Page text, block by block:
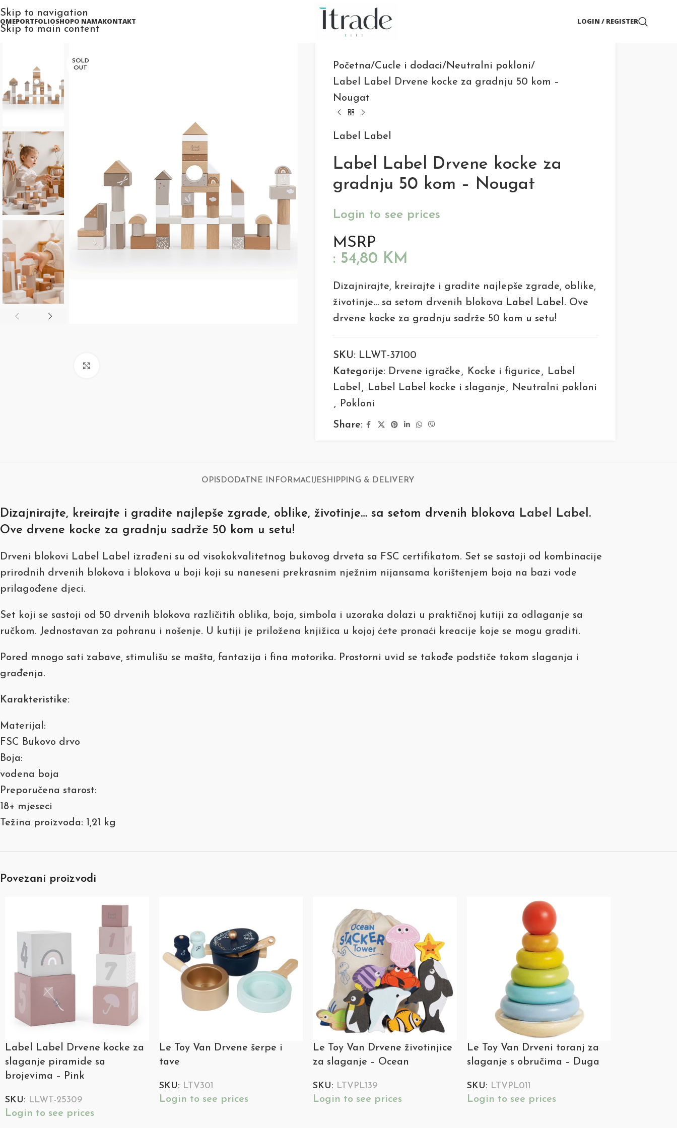
Skip to navigation
Skip to main content
PORTFOLIOSHOPO NAMAKONTAKT LOGIN / REGISTER
SOLD
OUT
Početna Cucle i dodaci Neutralni pokloni
Label Label Drvene kocke za gradnju 50 kom –
Nougat
Label Label
Label Label Drvene kocke za
gradnju 50 kom – Nougat
Login to see prices
MSRP
: 54,80 KM
Dizajnirajte, kreirajte i gradite najlepše zgrade, oblike,
životinje… sa setom drvenih blokova Label Label. Ove
drvene kocke za gradnju sadrže 50 kom u setu!
SKU: LLWT-37100
Kategorije: Drvene igračke , Kocke i figurice , Label
Label , Label Label kocke i slaganje , Neutralni pokloni
, Pokloni
Share:
OPIS DODATNE INFORMACIJESHIPPING & DELIVERY
Dizajnirajte, kreirajte i gradite najlepše zgrade, oblike, životinje… sa setom drvenih blokova Label Label.
Ove drvene kocke za gradnju sadrže 50 kom u setu!
Drveni blokovi Label Label izrađeni su od visokokvalitetnog bukovog drveta sa FSC certifikatom. Set se sastoji od kombinacije
prirodnih drvenih blokova i blokova u boji koji su naneseni prekrasnim nježnim nijansama korištenjem boja na bazi vode
prilagođene djeci.
Set koji se sastoji od 50 drvenih blokova različitih oblika, boja, simbola i uzoraka dolazi u praktičnoj kutiji za odlaganje sa
ručkom. Jednostavan za pohranu i nošenje. U kutiji je priložena knjižica u kojoj ćete pronaći kreacije koje se mogu graditi.
Pored mnogo sati zabave, stimulišu se mašta, fantazija i fina motorika. Prostorni uvid se takođe podstiče tokom slaganja i
građenja.
Karakteristike:
Materijal:
FSC Bukovo drvo
Boja:
vodena boja
Preporučena starost:
18+ mjeseci
Težina proizvoda: 1,21 kg
Povezani proizvodi
Label Label Drvene kocke za
slaganje piramide sa
brojevima – Pink
SKU: LLWT-25309
Login to see prices
Le Toy Van Drvene šerpe i
tave
SKU: LTV301
Login to see prices
Le Toy Van Drvene životinjice
za slaganje – Ocean
SKU: LTVPL139
Login to see prices
Le Toy Van Drveni toranj za
slaganje s obručima – Duga
SKU: LTVPL011
Login to see prices